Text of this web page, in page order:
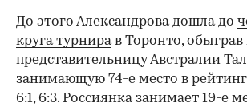
До этого Александрова дошла до
круга турнирав Торонто, обыграв
представительницу Австралии
занимающую 74-е место в
6:1, 6:3. Россиянка занимает 19-е